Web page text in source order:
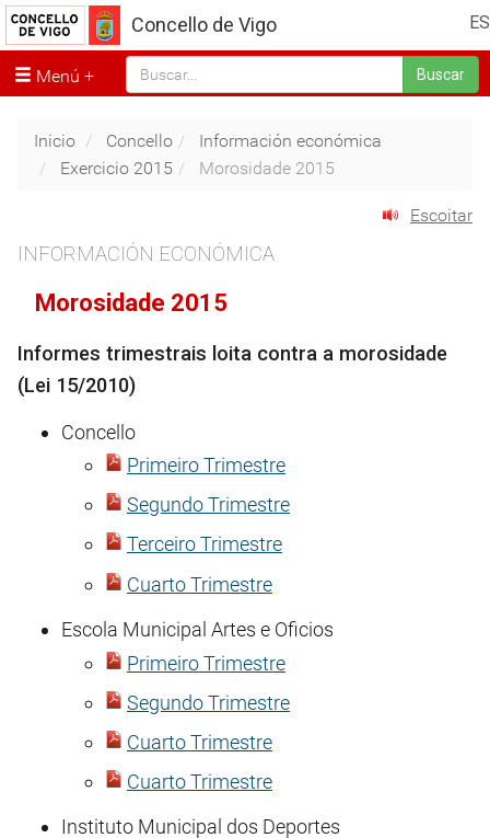
ES
Concello de Vigo
Menú Buscar
Inicio Concello
Información económica
Exercicio 2015
Morosidade 2015
Escoitar
INFORMACIÓN ECONÓMICA
Morosidade 2015
Informes trimestrais loita contra a morosidade
(Lei 15/2010)
Concello
Primeiro Trimestre
Segundo Trimestre
Terceiro Trimestre
Cuarto Trimestre
Escola Municipal Artes e Oficios
Primeiro Trimestre
Segundo Trimestre
Cuarto Trimestre
Cuarto Trimestre
Instituto Municipal dos Deportes